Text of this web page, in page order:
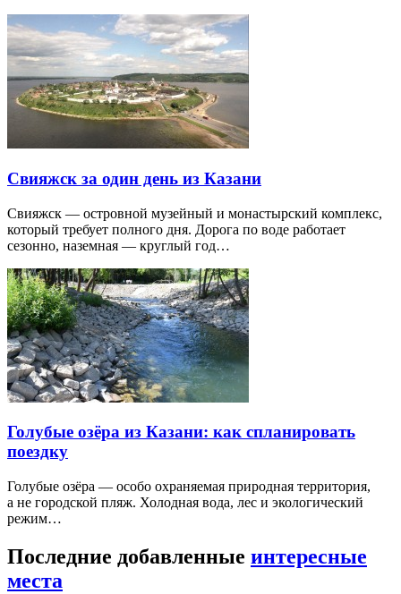
Свияжск за один день из Казани
Свияжск — островной музейный и монастырский комплекс,
который требует полного дня. Дорога по воде работает
сезонно, наземная — круглый год…
Голубые озёра из Казани: как спланировать
поездку
Голубые озёра — особо охраняемая природная территория,
а не городской пляж. Холодная вода, лес и экологический
режим…
Последние добавленные интересные
места